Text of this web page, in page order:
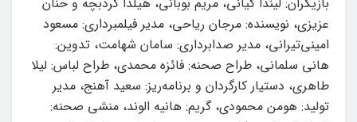
عزیزی، نویسنده: مرجان ریاحی، مدیر فیلمبرداری: مسعود
امینی‌تیرانی، مدیر صدابرداری: سامان شهامت، تدوین:
هانی سلمانی، طراح صحنه: فائزه محمدی، طراح لباس: لیلا
طاهری، دستیار کارگردان و برنامه‌ریز: سعید آهنج، مدیر
تولید: هومن محمودی، گریم: هانیه الوند، منشی صحنه: